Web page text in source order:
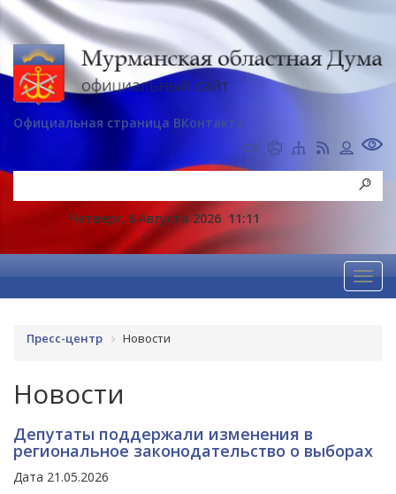
Официальная страница ВКонтакте
Четверг, 6 Августа 2026 11:11
Пресс-центр Новости
Новости
Депутаты поддержали изменения в
региональное законодательство о выборах
Дата 21.05.2026